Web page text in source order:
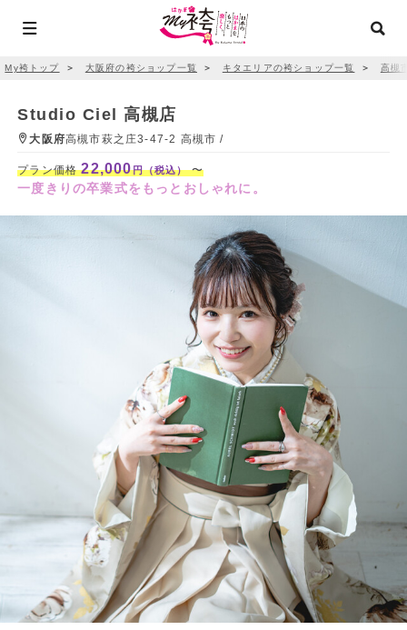
My袴トップ ＞ 大阪府の袴ショップ一覧 ＞ キタエリアの袴ショップ一覧 ＞ 高槻
Studio Ciel 高槻店
大阪府高槻市萩之庄3-47-2 高槻市 /
プラン価格22,000円（税込）〜
一度きりの卒業式をもっとおしゃれに。